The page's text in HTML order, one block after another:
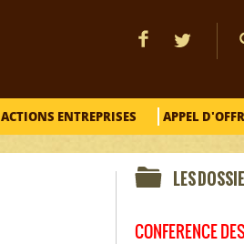
ACTIONS ENTREPRISES APPEL
LES
CONFERENCE